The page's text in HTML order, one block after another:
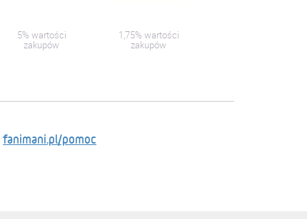
5% wartości
zakupów
1,75% wartości
zakupów
fanimani.pl/pomoc